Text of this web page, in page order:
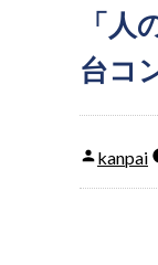
「
台コ
kanpai